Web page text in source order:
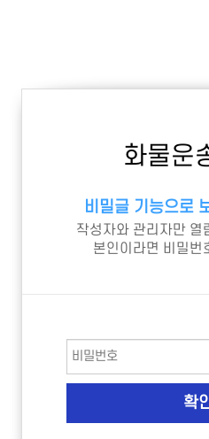
화물운
비밀글 기능으로
작성자와 관리자만 열
본인이라면 비밀번